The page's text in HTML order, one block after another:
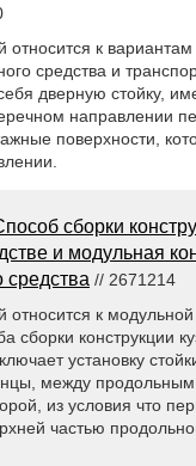
относится к
средства и
дверную стойку,
направлении
поверхности,
сборки
и модульная
средства // 2671214
относится к модульной
сборки конструкции
установку
между
из условия что
частью